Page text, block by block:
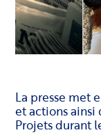
La presse met
et actions ainsi
Projets durant